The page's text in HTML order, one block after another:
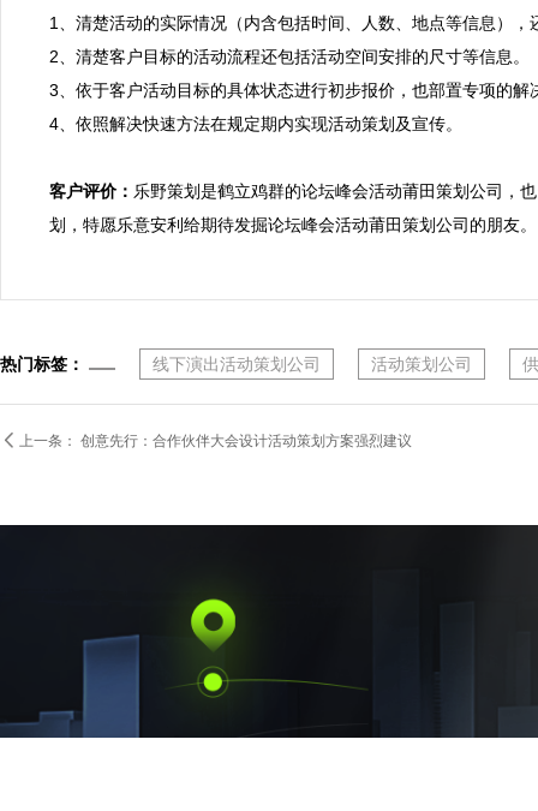
1、清楚活动的实际情况（内含包括时间、人数、地点等信息）
2、清楚客户目标的活动流程还包括活动空间安排的尺寸等信息。
3、依于客户活动目标的具体状态进行初步报价，也部置专项的解
4、依照解决快速方法在规定期内实现活动策划及宣传。
客户评价： 乐野策划是鹤立鸡群的论坛峰会活动莆田策划公司，
划，特愿乐意安利给期待发掘论坛峰会活动莆田策划公司的朋友。
热门标签： 线下演出活动策划公司 活动策划公司
 上一条： 创意先行：合作伙伴大会设计活动策划方案强烈建议